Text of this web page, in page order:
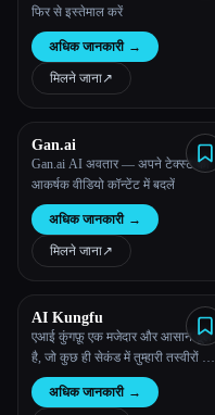
फिर से इस्तेमाल करें
अधिक जानकारी →
मिलने जाना↗︎
Gan.ai
Gan.ai AI अवतार — अपने टेक्स्ट को
आकर्षक वीडियो कॉन्टेंट में बदलें
अधिक जानकारी →
मिलने जाना↗︎
AI Kungfu
एआई कुंगफ़ू एक मजेदार और आसान टूल
है, जो कुछ ही सेकंड में तुम्हारी तस्वीरों को
प्रामाणिक मार्शल आर्ट वीडियो में बदल देता
है।
अधिक जानकारी →